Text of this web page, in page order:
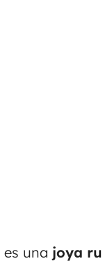
es una joya